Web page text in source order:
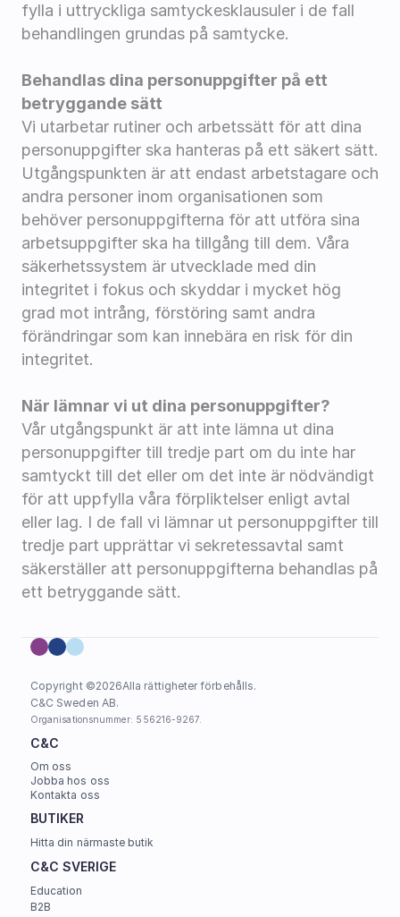
fylla i uttryckliga samtyckesklausuler i de fall
behandlingen grundas på samtycke.
Behandlas dina personuppgifter på ett
betryggande sätt
Vi utarbetar rutiner och arbetssätt för att dina
personuppgifter ska hanteras på ett säkert sätt.
Utgångspunkten är att endast arbetstagare och
andra personer inom organisationen som
behöver personuppgifterna för att utföra sina
arbetsuppgifter ska ha tillgång till dem. Våra
säkerhetssystem är utvecklade med din
integritet i fokus och skyddar i mycket hög
grad mot intrång, förstöring samt andra
förändringar som kan innebära en risk för din
integritet.
När lämnar vi ut dina personuppgifter?
Vår utgångspunkt är att inte lämna ut dina
personuppgifter till tredje part om du inte har
samtyckt till det eller om det inte är nödvändigt
för att uppfylla våra förpliktelser enligt avtal
eller lag. I de fall vi lämnar ut personuppgifter till
tredje part upprättar vi sekretessavtal samt
säkerställer att personuppgifterna behandlas på
ett betryggande sätt.
Copyright ©2026Alla rättigheter förbehålls.
C&C Sweden AB.
Organisationsnummer: 556216-9267.
C&C
Om oss
Jobba hos oss
Kontakta oss
BUTIKER
Hitta din närmaste butik
C&C SVERIGE
Education
B2B